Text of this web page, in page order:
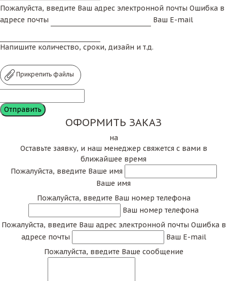
Пожалуйста, введите Ваш адрес электронной почты Ошибка в
адресе почты
Ваш E-mail
Напишите количество, сроки, дизайн и т.д.
Прикрепить файлы
ОФОРМИТЬ ЗАКАЗ
на
Оставьте заявку, и наш менеджер свяжется с вами в
ближайшее время
Пожалуйста, введите Ваше имя
Ваше имя
Пожалуйста, введите Ваш номер телефона
Ваш номер телефона
Пожалуйста, введите Ваш адрес электронной почты Ошибка в
адресе почты
Ваш E-mail
Пожалуйста, введите Ваше сообщение